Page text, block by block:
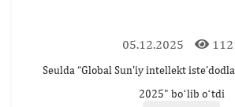
05.12.2025
Seulda “Global Sun'iy intellekt
2025" boʻlib oʻtdi